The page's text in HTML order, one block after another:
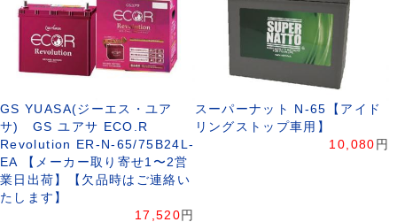
GS YUASA(ジーエス・ユア
サ) GS ユアサ ECO.R
Revolution ER-N-65/75B24L-
EA 【メーカー取り寄せ1〜2営
業日出荷】【欠品時はご連絡い
たします】
17,520 円
スーパーナット N-65【アイド
リングストップ車用】
10,080 円